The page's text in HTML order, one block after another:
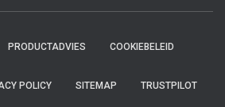
PRODUCTADVIES COOKIEBELEID
POLICY SITEMAP TRUSTPILOT